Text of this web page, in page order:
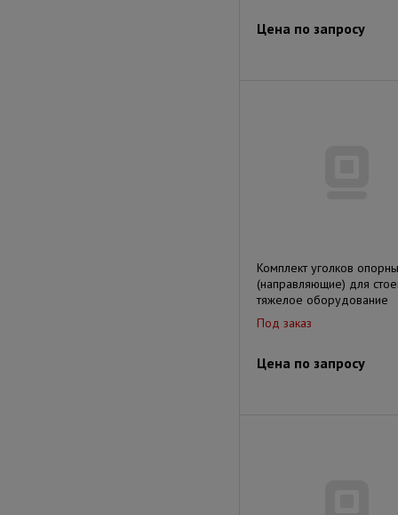
Цена по запросу
Комплект уголков
(направляющие) для
тяжелое оборудование
Под заказ
Цена по запросу